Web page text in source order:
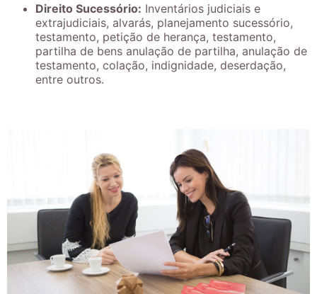
Direito Sucessório: Inventários judiciais e
extrajudiciais, alvarás, planejamento sucessório,
testamento, petição de herança, testamento,
partilha de bens anulação de partilha, anulação de
testamento, colação, indignidade, deserdação,
entre outros.